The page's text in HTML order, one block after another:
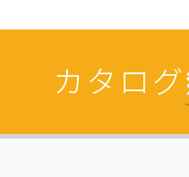
カタログ